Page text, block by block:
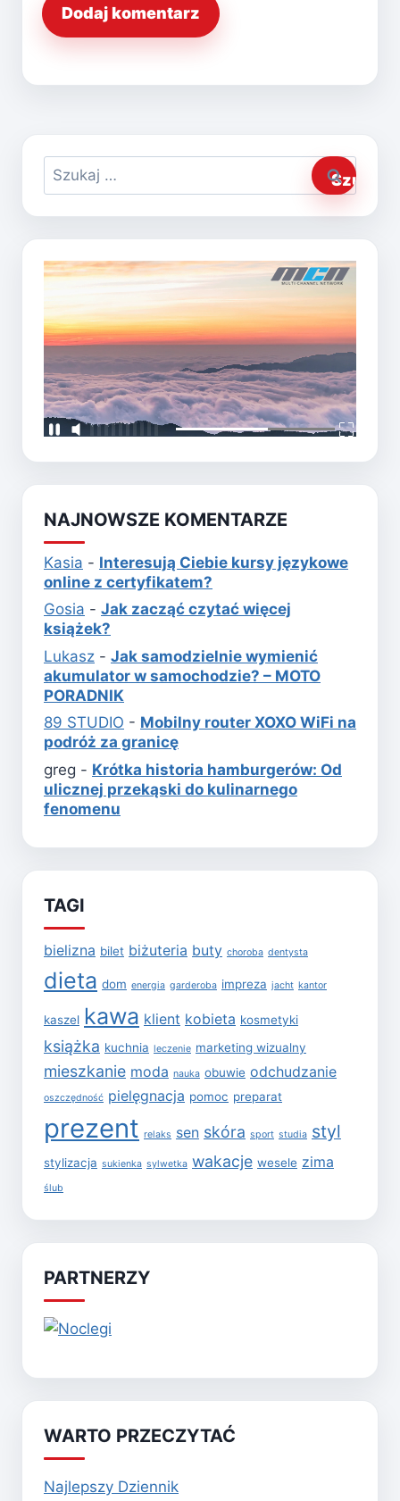
Szukaj:
NAJNOWSZE KOMENTARZE
Kasia - Interesują Ciebie kursy językowe
online z certyfikatem?
Gosia - Jak zacząć czytać więcej
książek?
Lukasz - Jak samodzielnie wymienić
akumulator w samochodzie? – MOTO
PORADNIK
89 STUDIO - Mobilny router XOXO WiFi na
podróż za granicę
greg - Krótka historia hamburgerów: Od
ulicznej przekąski do kulinarnego
fenomenu
TAGI
bielizna bilet biżuteria buty choroba dentysta
dieta dom energia garderoba impreza jacht kantor
kaszel kawa klient kobieta kosmetyki
książka kuchnia leczenie marketing wizualny
mieszkanie moda nauka obuwie odchudzanie
oszczędność pielęgnacja pomoc preparat
prezent relaks sen skóra sport studia styl
stylizacja sukienka sylwetka wakacje wesele zima
ślub
PARTNERZY
WARTO PRZECZYTAĆ
Najlepszy Dziennik